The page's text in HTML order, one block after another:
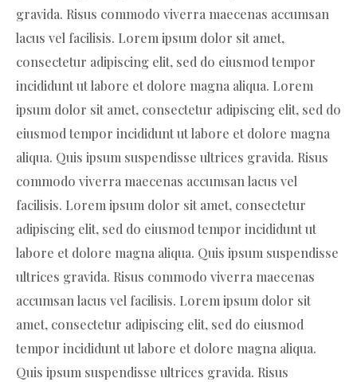
gravida. Risus commodo viverra maecenas accumsan
lacus vel facilisis. Lorem ipsum dolor sit amet,
consectetur adipiscing elit, sed do eiusmod tempor
incididunt ut labore et dolore magna aliqua. Lorem
ipsum dolor sit amet, consectetur adipiscing elit, sed do
eiusmod tempor incididunt ut labore et dolore magna
aliqua. Quis ipsum suspendisse ultrices gravida. Risus
commodo viverra maecenas accumsan lacus vel
facilisis. Lorem ipsum dolor sit amet, consectetur
adipiscing elit, sed do eiusmod tempor incididunt ut
labore et dolore magna aliqua. Quis ipsum suspendisse
ultrices gravida. Risus commodo viverra maecenas
accumsan lacus vel facilisis. Lorem ipsum dolor sit
amet, consectetur adipiscing elit, sed do eiusmod
tempor incididunt ut labore et dolore magna aliqua.
Quis ipsum suspendisse ultrices gravida. Risus